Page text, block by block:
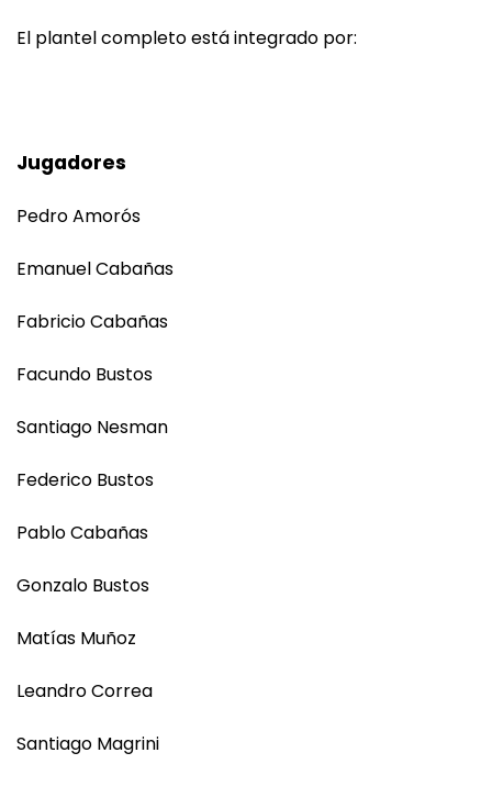
El plantel completo está integrado por:
Jugadores
Pedro Amorós
Emanuel Cabañas
Fabricio Cabañas
Facundo Bustos
Santiago Nesman
Federico Bustos
Pablo Cabañas
Gonzalo Bustos
Matías Muñoz
Leandro Correa
Santiago Magrini